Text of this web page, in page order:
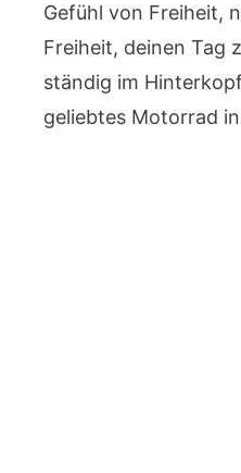
Gefühl von Freiheit,
Freiheit, deinen Tag
ständig im
geliebtes Motorrad